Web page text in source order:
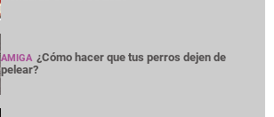
AMIGA ¿Cómo hacer que tus perros dejen de
pelear?